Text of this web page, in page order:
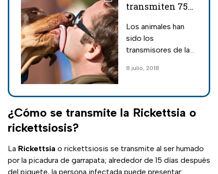
transmiten 75%
enfermedades
humanas
Los animales han
sido los
transmisores de las
de las
afectaron a los
humanos en los
últimos 10 años.
8 julio, 2018
¿Cómo se transmite la Rickettsia o
rickettsiosis?
La Rickettsia o rickettsiosis se transmite al ser humado
por la picadura de garrapata; alrededor de 15 días después
del piquete, la persona infectada puede presentar: